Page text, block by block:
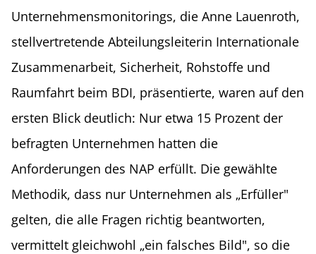
Unternehmensmonitorings, die Anne Lauenroth,
stellvertretende Abteilungsleiterin Internationale
Zusammenarbeit, Sicherheit, Rohstoffe und
Raumfahrt beim BDI, präsentierte, waren auf den
ersten Blick deutlich: Nur etwa 15 Prozent der
befragten Unternehmen hatten die
Anforderungen des NAP erfüllt. Die gewählte
Methodik, dass nur Unternehmen als „Erfüller"
gelten, die alle Fragen richtig beantworten,
vermittelt gleichwohl „ein falsches Bild", so die